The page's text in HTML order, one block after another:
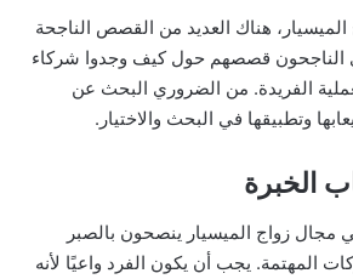
الميسيار، هناك العديد من القصص الناجحة
الناجحون قصصهم حول كيف وجدوا شركاء
الفريدة. من الضروري البحث عن
وتطبيقها في البحث والاختيار.
الخبرة
مجال زواج الميسيار ينصحون بالصبر
المهتمة. يجب أن يكون الفرد واعيًا لأنه